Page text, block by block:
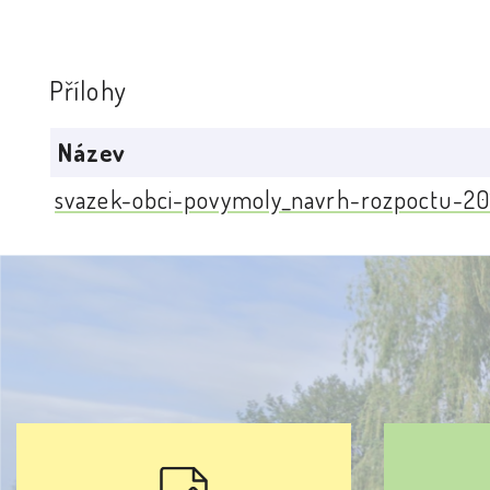
Přílohy
Název
svazek-obci-povymoly_navrh-rozpoctu-